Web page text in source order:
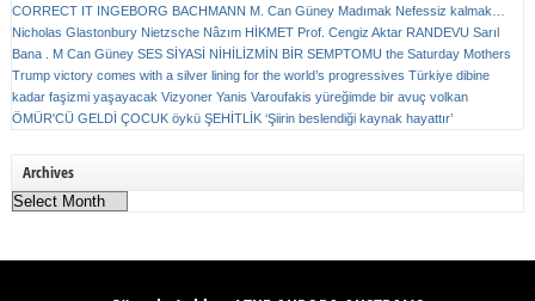
CORRECT IT INGEBORG BACHMANN M. Can Güney Madımak Nefessiz kalmak…
Nicholas Glastonbury Nietzsche Nâzım HİKMET Prof. Cengiz Aktar RANDEVU Sarıl
Bana . M Can Güney SES SİYASİ NİHİLİZMİN BİR SEMPTOMU the Saturday Mothers
Trump victory comes with a silver lining for the world’s progressives Türkiye dibine
kadar faşizmi yaşayacak Vizyoner Yanis Varoufakis yüreğimde bir avuç volkan
ÖMÜR'CÜ GELDİ ÇOCUK öykü ŞEHİTLİK ‘Şiirin beslendiği kaynak hayattır’
Archives
Archives